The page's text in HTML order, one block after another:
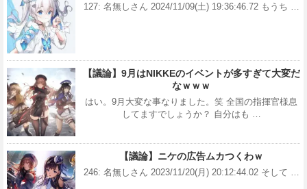
127: 名無しさん 2024/11/09(土) 19:36:46.72 もうち …
【議論】9月はNIKKEのイベントが多すぎて大変だ
なｗｗｗ
はい。9月大変な事なりました。笑 全国の指揮官様息
してますでしょうか？ 自分はも …
【議論】ニケの広告ムカつくわｗ
246: 名無しさん 2023/11/20(月) 20:12:44.02 そして …